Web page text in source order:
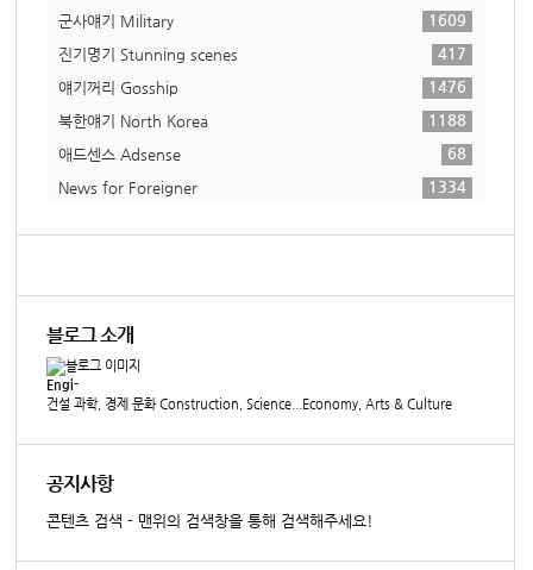
군사얘기 Military
1609
진기명기 Stunning scenes
417
얘기꺼리 Gosship
1476
북한얘기 North Korea
1188
애드센스 Adsense
68
News for Foreigner
1334
블로그 소개
Engi-
건설 과학, 경제 문화 Construction, Science...Economy, Arts & Culture
공지사항
콘텐츠 검색 - 맨위의 검색창을 통해 검색해주세요!